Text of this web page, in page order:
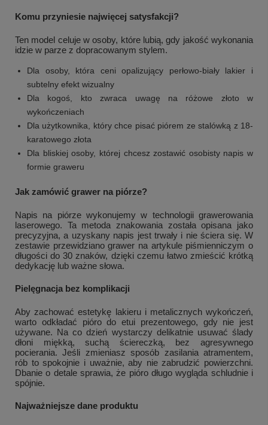
Komu przyniesie najwięcej satysfakcji?
Ten model celuje w osoby, które lubią, gdy jakość wykonania
idzie w parze z dopracowanym stylem.
Dla osoby, która ceni opalizujący perłowo-biały lakier i
subtelny efekt wizualny
Dla kogoś, kto zwraca uwagę na różowe złoto w
wykończeniach
Dla użytkownika, który chce pisać piórem ze stalówką z 18-
karatowego złota
Dla bliskiej osoby, której chcesz zostawić osobisty napis w
formie graweru
Jak zamówić grawer na piórze?
Napis na piórze wykonujemy w technologii grawerowania
laserowego. Ta metoda znakowania została opisana jako
precyzyjna, a uzyskany napis jest trwały i nie ściera się. W
zestawie przewidziano grawer na artykule piśmienniczym o
długości do 30 znaków, dzięki czemu łatwo zmieścić krótką
dedykację lub ważne słowa.
Pielęgnacja bez komplikacji
Aby zachować estetykę lakieru i metalicznych wykończeń,
warto odkładać pióro do etui prezentowego, gdy nie jest
używane. Na co dzień wystarczy delikatnie usuwać ślady
dłoni miękką, suchą ściereczką, bez agresywnego
pocierania. Jeśli zmieniasz sposób zasilania atramentem,
rób to spokojnie i uważnie, aby nie zabrudzić powierzchni.
Dbanie o detale sprawia, że pióro długo wygląda schludnie i
spójnie.
Najważniejsze dane produktu